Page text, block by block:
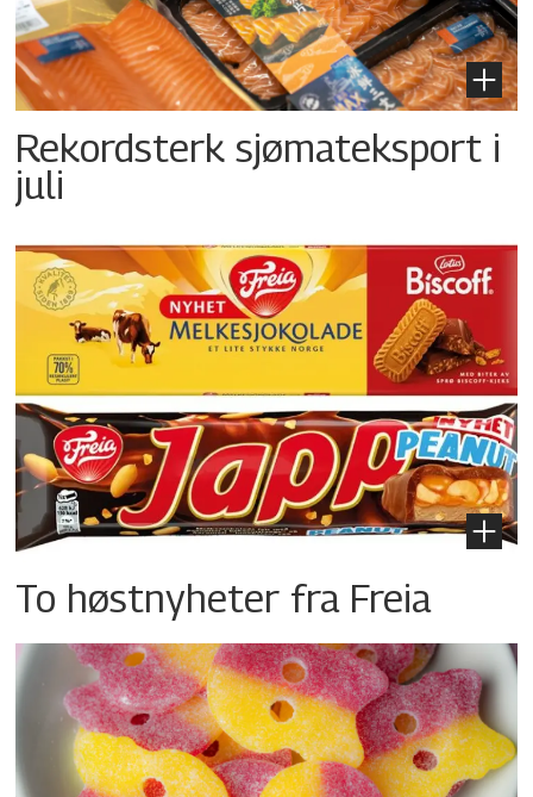
Rekordsterk sjømateksport i
juli
To høstnyheter fra Freia